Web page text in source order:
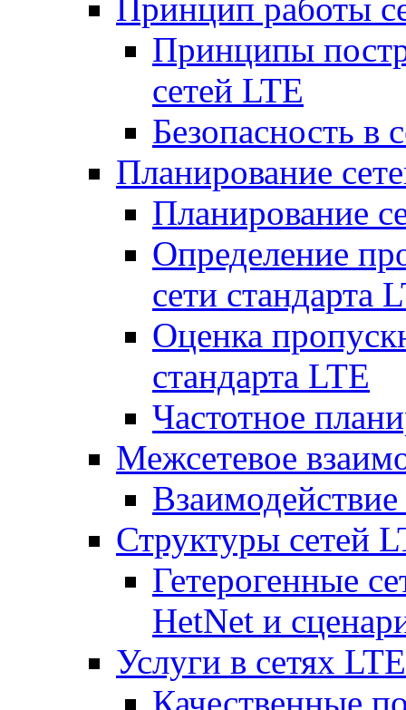
Принцип работы
Принципы
сетей LTE
Безопасность в
Планирование
Планирование
Определение
сети стандарта
Оценка
стандарта LTE
Частотное
Межсетевое
Структуры сетей
Гетерогенные
HetNet и
Услуги в сетях LTE
Качественные